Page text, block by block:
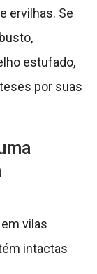
ervilhas. Se
estufado,
por suas
vilas
intactas